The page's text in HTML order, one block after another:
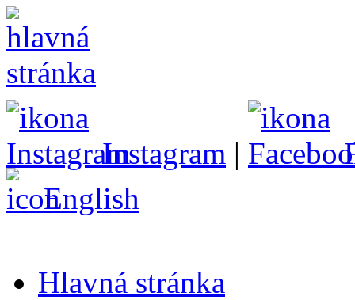
Instagram |
English
Hlavná stránka